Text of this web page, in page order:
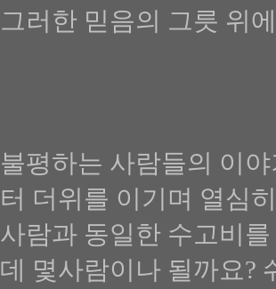
그러한 믿음의 그릇 위
불평하는 사람들의 이
터 더위를 이기며 열심
사람과 동일한 수고비
데 몇사람이나 될까요?